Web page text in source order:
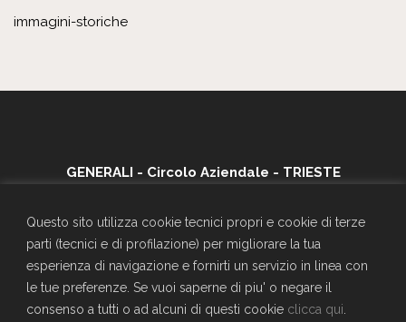
Questo sito utilizza cookie tecnici propri e cookie di terze
parti (tecnici e di profilazione) per migliorare la tua
esperienza di navigazione e fornirti un servizio in linea con
le tue preferenze. Se vuoi saperne di piu' o negare il
consenso a tutti o ad alcuni di questi cookie clicca qui
immagini-storiche
GENERALI - Circolo Aziendale - TRIESTE
Largo Don Bonifacio 1, 34125 Trieste
Telefono: 040671198
CF. 90025330326
craltrieste@generali.com
Vuoi diventare socio del Circolo?